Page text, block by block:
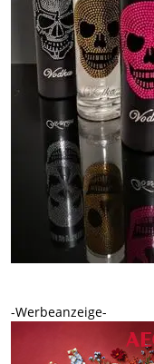
-Werbeanzeige-